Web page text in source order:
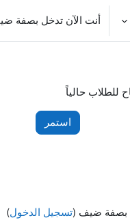
أنت الآن تدخل بصفة
للطلاب حالياً
استمر
بصفة ضيف (تسجيل الدخول)